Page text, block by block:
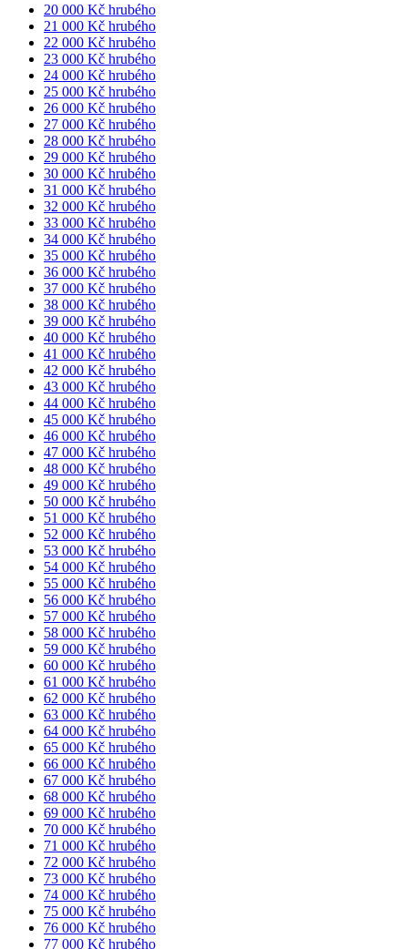
20 000 Kč hrubého
21 000 Kč hrubého
22 000 Kč hrubého
23 000 Kč hrubého
24 000 Kč hrubého
25 000 Kč hrubého
26 000 Kč hrubého
27 000 Kč hrubého
28 000 Kč hrubého
29 000 Kč hrubého
30 000 Kč hrubého
31 000 Kč hrubého
32 000 Kč hrubého
33 000 Kč hrubého
34 000 Kč hrubého
35 000 Kč hrubého
36 000 Kč hrubého
37 000 Kč hrubého
38 000 Kč hrubého
39 000 Kč hrubého
40 000 Kč hrubého
41 000 Kč hrubého
42 000 Kč hrubého
43 000 Kč hrubého
44 000 Kč hrubého
45 000 Kč hrubého
46 000 Kč hrubého
47 000 Kč hrubého
48 000 Kč hrubého
49 000 Kč hrubého
50 000 Kč hrubého
51 000 Kč hrubého
52 000 Kč hrubého
53 000 Kč hrubého
54 000 Kč hrubého
55 000 Kč hrubého
56 000 Kč hrubého
57 000 Kč hrubého
58 000 Kč hrubého
59 000 Kč hrubého
60 000 Kč hrubého
61 000 Kč hrubého
62 000 Kč hrubého
63 000 Kč hrubého
64 000 Kč hrubého
65 000 Kč hrubého
66 000 Kč hrubého
67 000 Kč hrubého
68 000 Kč hrubého
69 000 Kč hrubého
70 000 Kč hrubého
71 000 Kč hrubého
72 000 Kč hrubého
73 000 Kč hrubého
74 000 Kč hrubého
75 000 Kč hrubého
76 000 Kč hrubého
77 000 Kč hrubého